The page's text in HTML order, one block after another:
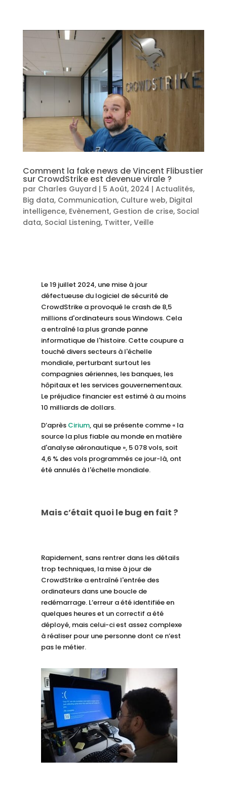
Comment la fake news de Vincent Flibustier
sur CrowdStrike est devenue virale ?
par Charles Guyard | 5 Août, 2024 | Actualités,
Big data, Communication, Culture web, Digital
intelligence, Evènement, Gestion de crise, Social
data, Social Listening, Twitter, Veille
Le 19 juillet 2024, une mise à jour
défectueuse du logiciel de sécurité de
CrowdStrike a provoqué le crash de 8,5
millions d'ordinateurs sous Windows. Cela
a entraîné la plus grande panne
informatique de l'histoire. Cette coupure a
touché divers secteurs à l'échelle
mondiale, perturbant surtout les
compagnies aériennes, les banques, les
hôpitaux et les services gouvernementaux.
Le préjudice financier est estimé à au moins
10 milliards de dollars.
D’après Cirium, qui se présente comme « la
source la plus fiable au monde en matière
d'analyse aéronautique », 5 078 vols, soit
4,6 % des vols programmés ce jour-là, ont
été annulés à l'échelle mondiale.
Mais c’était quoi le bug en fait ?
Rapidement, sans rentrer dans les détails
trop techniques, la mise à jour de
CrowdStrike a entraîné l'entrée des
ordinateurs dans une boucle de
redémarrage. L’erreur a été identifiée en
quelques heures et un correctif a été
déployé, mais celui-ci est assez complexe
à réaliser pour une personne dont ce n’est
pas le métier.